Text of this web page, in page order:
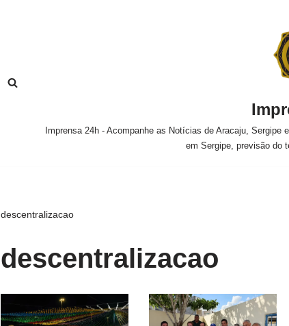
Imprensa 24h - Acompanhe as Notícias de Aracaju,
em Sergipe, previsão do
descentralizacao
descentralizacao